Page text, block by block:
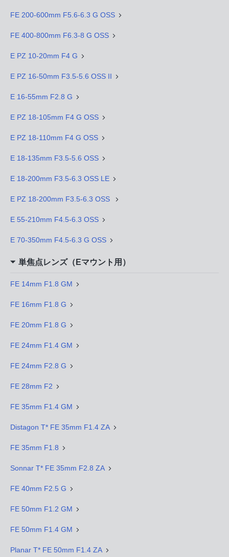
FE 200-600mm F5.6-6.3 G OSS
FE 400-800mm F6.3-8 G OSS
E PZ 10-20mm F4 G
E PZ 16-50mm F3.5-5.6 OSS II
E 16-55mm F2.8 G
E PZ 18-105mm F4 G OSS
E PZ 18-110mm F4 G OSS
E 18-135mm F3.5-5.6 OSS
E 18-200mm F3.5-6.3 OSS LE
E PZ 18-200mm F3.5-6.3 OSS
E 55-210mm F4.5-6.3 OSS
E 70-350mm F4.5-6.3 G OSS
単焦点レンズ（Eマウント用）
FE 14mm F1.8 GM
FE 16mm F1.8 G
FE 20mm F1.8 G
FE 24mm F1.4 GM
FE 24mm F2.8 G
FE 28mm F2
FE 35mm F1.4 GM
Distagon T* FE 35mm F1.4 ZA
FE 35mm F1.8
Sonnar T* FE 35mm F2.8 ZA
FE 40mm F2.5 G
FE 50mm F1.2 GM
FE 50mm F1.4 GM
Planar T* FE 50mm F1.4 ZA